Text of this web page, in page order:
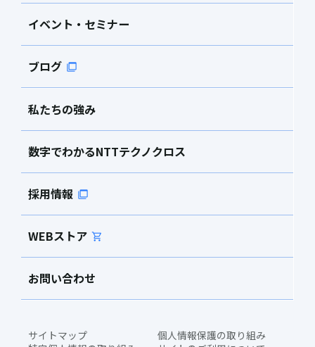
イベント・セミナー
ブログ
私たちの強み
数字でわかるNTTテクノクロス
採用情報
WEBストア
お問い合わせ
サイトマップ
個人情報保護の取り組み